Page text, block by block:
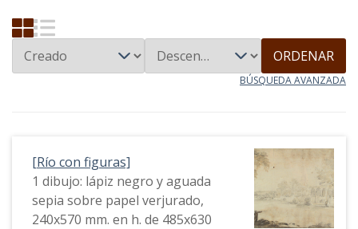
ORDENAR
BÚSQUEDA AVANZADA
[Río con figuras]
1 dibujo: lápiz negro y aguada
sepia sobre papel verjurado,
240x570 mm. en h. de 485x630